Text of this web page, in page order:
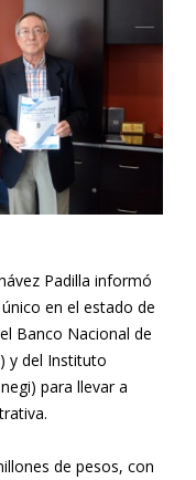
Padilla informó
en el estado de
Banco Nacional de
y del Instituto
para llevar a
de pesos, con